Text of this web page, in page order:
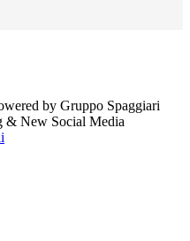
by Gruppo Spaggiari
& New Social Media